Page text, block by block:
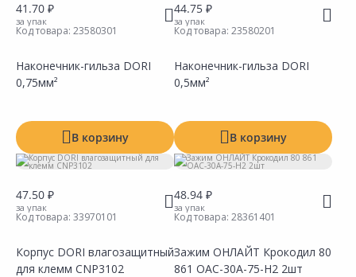
41.70 ₽
за упак
Код товара: 23580301
Наконечник-гильза DORI
0,75мм²
В корзину
44.75 ₽
за упак
Код товара: 23580201
Наконечник-гильза DORI
0,5мм²
В корзину
47.50 ₽
за упак
Код товара: 33970101
Корпус DORI влагозащитный
для клемм CNP3102
48.94 ₽
за упак
Код товара: 28361401
Зажим ОНЛАЙТ Крокодил 80
861 OAC-30A-75-H2 2шт